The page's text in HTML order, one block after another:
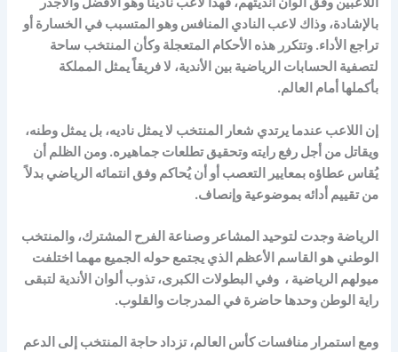
بالإشادة، وذاك لاعب النادي المنافس وهو المتسبب في الخسارة أو
تراجع الأداء. وتتكرر هذه الأحكام المتعجلة وكأن المنتخب ساحة
لتصفية الحسابات الرياضية بين الأندية، لا فريقاً يمثل المملكة
بأكملها أمام العالم.
إن اللاعب عندما يرتدي شعار المنتخب لا يمثل ناديه، بل يمثل وطنه،
ويقاتل من أجل رفع رايته وتحقيق تطلعات جماهيره. ومن الظلم أن
يُقاس عطاؤه بمعايير التعصب أو أن يُحاكم وفق انتمائه الرياضي بدلاً
من تقييم أدائه بموضوعية وإنصاف.
الرياضة وجدت لتوحيد المشاعر وصناعة الفرح المشترك، والمنتخب
الوطني هو القاسم الأعظم الذي يجتمع حوله الجميع مهما اختلفت
ميولهم الرياضية ، وفي البطولات الكبرى، تذوب ألوان الأندية لتبقى
راية الوطن وحدها حاضرة في المدرجات والقلوب.
ومع استمرار منافسات كأس العالم، تزداد حاجة المنتخب إلى الدعم